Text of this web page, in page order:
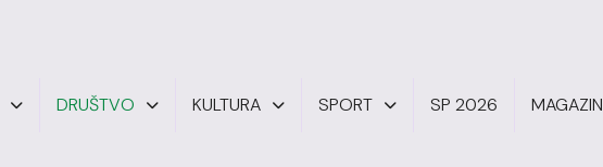
DRUŠTVO KULTURA SPORT SP 2026 MAGAZIN